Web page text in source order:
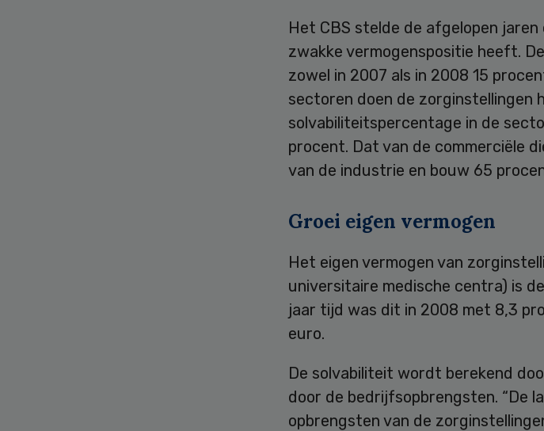
Het CBS stelde de afgelopen
zwakke vermogenspositie heeft.
zowel in 2007 als in 2008 15
sectoren doen de zorginstellingen
solvabiliteitspercentage in de
procent. Dat van de commerciële
van de industrie en bouw 65
Groei eigen vermogen
Het eigen vermogen van
universitaire medische centra) is
jaar tijd was dit in 2008 met 8,3
euro.
De solvabiliteit wordt berekend
door de bedrijfsopbrengsten. “De
opbrengsten van de